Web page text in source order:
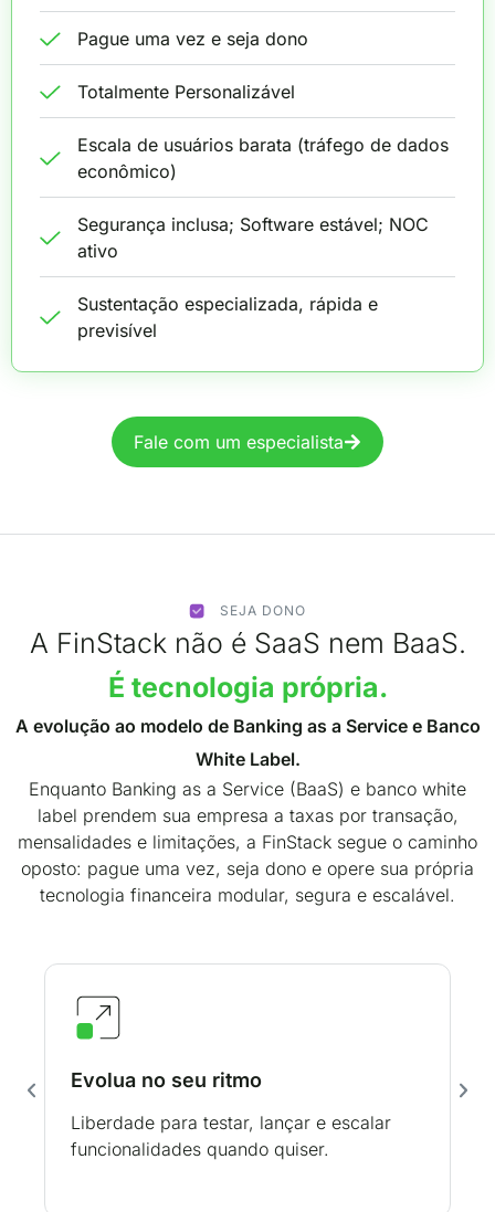
Pague uma vez e seja dono
Totalmente Personalizável
Escala de usuários barata (tráfego de dados
econômico)
Segurança inclusa; Software estável; NOC
ativo
Sustentação especializada, rápida e
previsível
Fale com um especialista
Evolua no seu ritmo
Liberdade para testar, lançar e escalar
funcionalidades quando quiser.
SEJA DONO
A FinStack não é SaaS nem BaaS.
É tecnologia própria.
A evolução ao modelo de Banking as a Service e Banco
White Label.
Enquanto Banking as a Service (BaaS) e banco white
label prendem sua empresa a taxas por transação,
mensalidades e limitações, a FinStack segue o caminho
oposto: pague uma vez, seja dono e opere sua própria
tecnologia financeira modular, segura e escalável.